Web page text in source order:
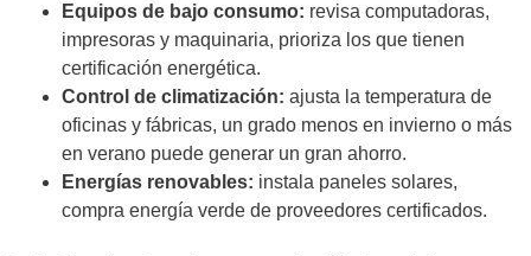
Equipos de bajo consumo: revisa computadoras,
impresoras y maquinaria, prioriza los que tienen
certificación energética.
Control de climatización: ajusta la temperatura de
oficinas y fábricas, un grado menos en invierno o más
en verano puede generar un gran ahorro.
Energías renovables: instala paneles solares,
compra energía verde de proveedores certificados.